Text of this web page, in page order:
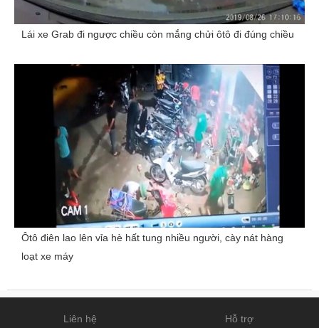
Lái xe Grab đi ngược chiều còn mắng chửi ôtô đi đúng chiều
Ôtô điên lao lên vỉa hè hất tung nhiều người, cày nát hàng
loạt xe máy
Liên hệ Hỗ trợ